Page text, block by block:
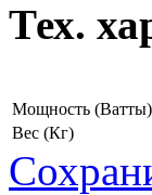
Тех.
Мощность (Ватты)
Вес (Кг)